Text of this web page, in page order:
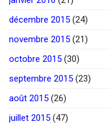
décembre 2015 (24)
novembre 2015 (21)
octobre 2015 (30)
septembre 2015 (23)
août 2015 (26)
juillet 2015 (47)